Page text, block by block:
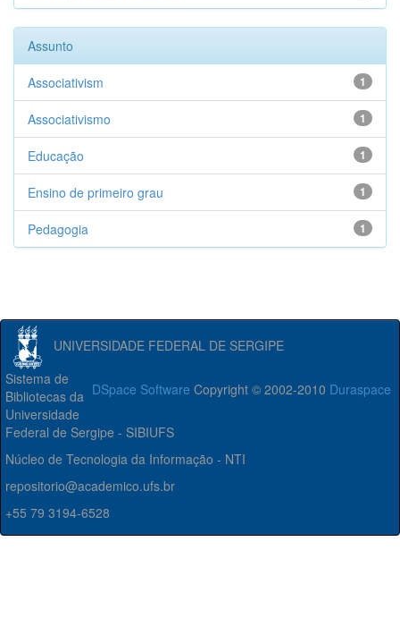
Assunto
1
Associativism
1
Associativismo
1
Educação
1
Ensino de primeiro grau
1
Pedagogia
UNIVERSIDADE FEDERAL DE SERGIPE
DSpace Software Copyright © 2002-2010 Duraspace
Sistema de
Bibliotecas da
Universidade
Federal de Sergipe - SIBIUFS
Núcleo de Tecnologia da Informação - NTI
repositorio@academico.ufs.br
+55 79 3194-6528